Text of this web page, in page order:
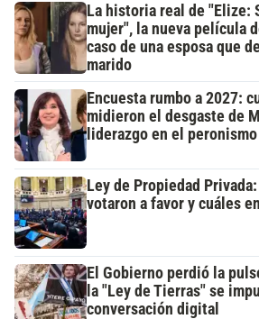
La historia real de "Elize:
mujer", la nueva película
caso de una esposa que
marido
Encuesta rumbo a 2027:
midieron el desgaste de
liderazgo en el peronismo
Ley de Propiedad
votaron a favor y cuáles
El Gobierno perdió la
la "Ley de Tierras" se
conversación digital